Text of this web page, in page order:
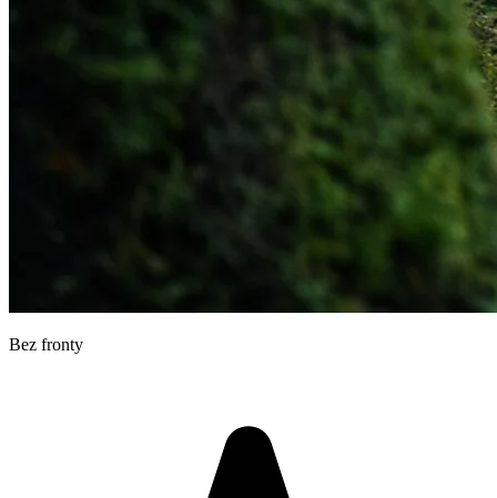
Bez fronty